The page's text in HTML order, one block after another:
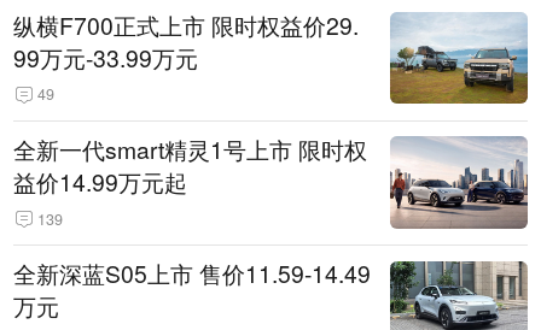
纵横F700正式上市 限时权益价29.
99万元-33.99万元
49
全新一代smart精灵1号上市 限时权
益价14.99万元起
139
全新深蓝S05上市 售价11.59-14.49
万元